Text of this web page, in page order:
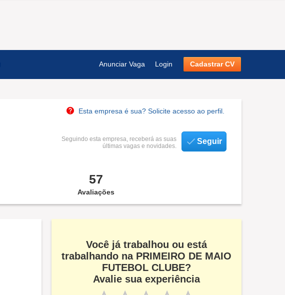
Anunciar Vaga Login Cadastrar CV
Esta empresa é sua? Solicite acesso ao perfil.
Seguindo esta empresa, receberá as suas
últimas vagas e novidades.
Seguir
57
Avaliações
Você já trabalhou ou está
trabalhando na PRIMEIRO DE MAIO
FUTEBOL CLUBE?
Avalie sua experiência